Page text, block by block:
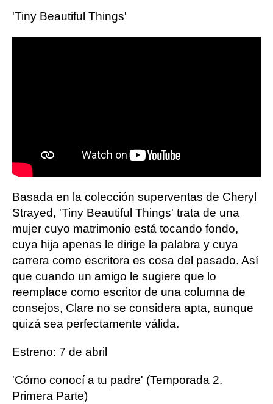
'Tiny Beautiful Things'
Basada en la colección superventas de Cheryl
Strayed, 'Tiny Beautiful Things' trata de una
mujer cuyo matrimonio está tocando fondo,
cuya hija apenas le dirige la palabra y cuya
carrera como escritora es cosa del pasado. Así
que cuando un amigo le sugiere que lo
reemplace como escritor de una columna de
consejos, Clare no se considera apta, aunque
quizá sea perfectamente válida.
Estreno: 7 de abril
'Cómo conocí a tu padre' (Temporada 2.
Primera Parte)